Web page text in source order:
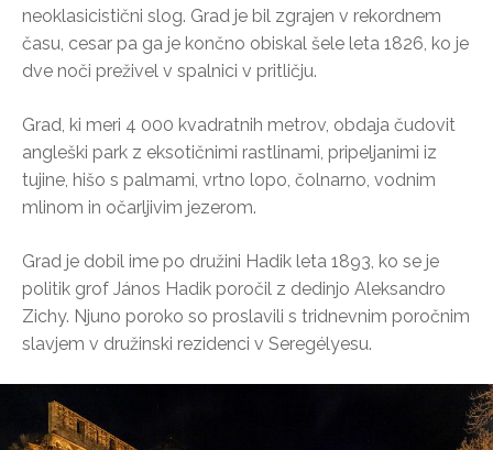
neoklasicistični slog. Grad je bil zgrajen v rekordnem
času, cesar pa ga je končno obiskal šele leta 1826, ko je
dve noči preživel v spalnici v pritličju.
Grad, ki meri 4 000 kvadratnih metrov, obdaja čudovit
angleški park z eksotičnimi rastlinami, pripeljanimi iz
tujine, hišo s palmami, vrtno lopo, čolnarno, vodnim
mlinom in očarljivim jezerom.
Grad je dobil ime po družini Hadik leta 1893, ko se je
politik grof János Hadik poročil z dedinjo Aleksandro
Zichy. Njuno poroko so proslavili s tridnevnim poročnim
slavjem v družinski rezidenci v Seregélyesu.